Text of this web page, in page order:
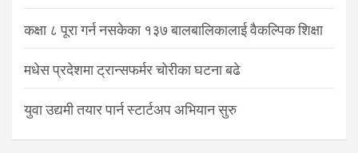
कक्षा ८ पूरा गर्न नसकेका १३७ बालबालिकालाई वैकल्पिक शिक्षा
मधेस प्रदेशमा ट्रान्सफर्मर चोरीका घटना बढे
युवा उद्यमी तयार पार्न स्टार्टअप अभियान सुरु